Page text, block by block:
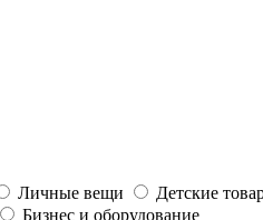
Личные вещи Детские
Бизнес и оборудование